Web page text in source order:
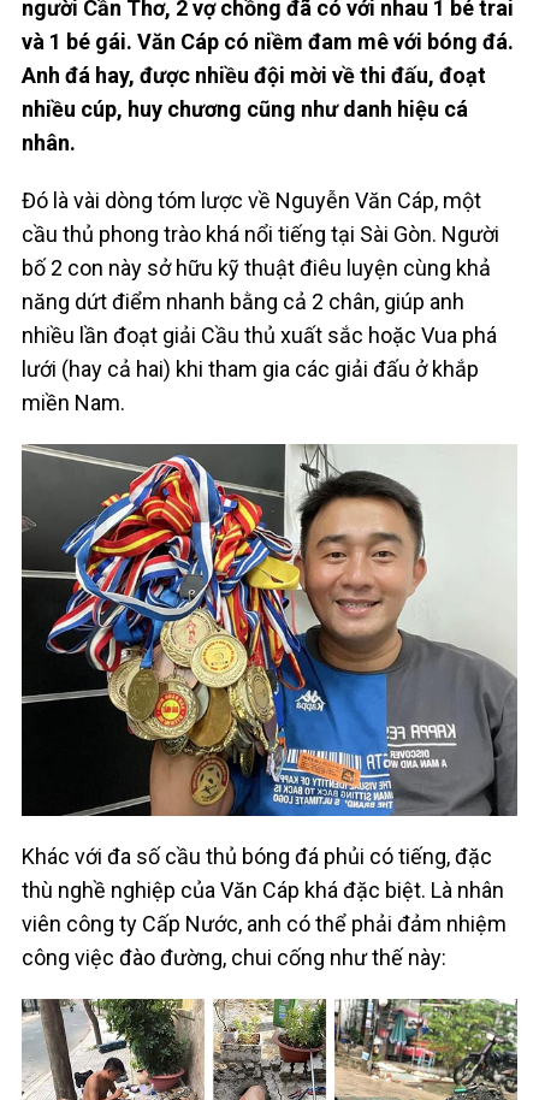
người Cần Thơ, 2 vợ chồng đã có với nhau 1 bé trai
và 1 bé gái. Văn Cáp có niềm đam mê với bóng đá.
Anh đá hay, được nhiều đội mời về thi đấu, đoạt
nhiều cúp, huy chương cũng như danh hiệu cá
nhân.
Đó là vài dòng tóm lược về Nguyễn Văn Cáp, một
cầu thủ phong trào khá nổi tiếng tại Sài Gòn. Người
bố 2 con này sở hữu kỹ thuật điêu luyện cùng khả
năng dứt điểm nhanh bằng cả 2 chân, giúp anh
nhiều lần đoạt giải Cầu thủ xuất sắc hoặc Vua phá
lưới (hay cả hai) khi tham gia các giải đấu ở khắp
miền Nam.
Khác với đa số cầu thủ bóng đá phủi có tiếng, đặc
thù nghề nghiệp của Văn Cáp khá đặc biệt. Là nhân
viên công ty Cấp Nước, anh có thể phải đảm nhiệm
công việc đào đường, chui cống như thế này: